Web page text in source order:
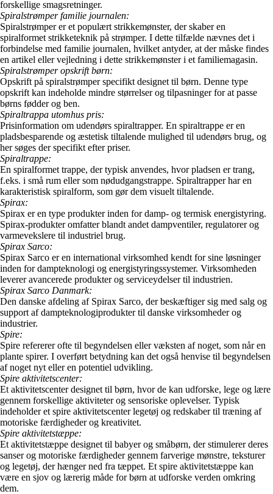
forskellige smagsretninger.
Spiralstrømper familie journalen:
Spiralstrømper er et populært strikkemønster, der skaber en
spiralformet strikketeknik på strømper. I dette tilfælde nævnes det i
forbindelse med familie journalen, hvilket antyder, at der måske findes
en artikel eller vejledning i dette strikkemønster i et familiemagasin.
Spiralstrømper opskrift børn:
Opskrift på spiralstrømper specifikt designet til børn. Denne type
opskrift kan indeholde mindre størrelser og tilpasninger for at passe
børns fødder og ben.
Spiraltrappa utomhus pris:
Prisinformation om udendørs spiraltrapper. En spiraltrappe er en
pladsbesparende og æstetisk tiltalende mulighed til udendørs brug, og
her søges der specifikt efter priser.
Spiraltrappe:
En spiralformet trappe, der typisk anvendes, hvor pladsen er trang,
f.eks. i små rum eller som nødudgangstrappe. Spiraltrapper har en
karakteristisk spiralform, som gør dem visuelt tiltalende.
Spirax:
Spirax er en type produkter inden for damp- og termisk energistyring.
Spirax-produkter omfatter blandt andet dampventiler, regulatorer og
varmevekslere til industriel brug.
Spirax Sarco:
Spirax Sarco er en international virksomhed kendt for sine løsninger
inden for dampteknologi og energistyringssystemer. Virksomheden
leverer avancerede produkter og serviceydelser til industrien.
Spirax Sarco Danmark:
Den danske afdeling af Spirax Sarco, der beskæftiger sig med salg og
support af dampteknologiprodukter til danske virksomheder og
industrier.
Spire:
Spire refererer ofte til begyndelsen eller væksten af noget, som når en
plante spirer. I overført betydning kan det også henvise til begyndelsen
af noget nyt eller en potentiel udvikling.
Spire aktivitetscenter:
Et aktivitetscenter designet til børn, hvor de kan udforske, lege og lære
gennem forskellige aktiviteter og sensoriske oplevelser. Typisk
indeholder et spire aktivitetscenter legetøj og redskaber til træning af
motoriske færdigheder og kreativitet.
Spire aktivitetstæppe:
Et aktivitetstæppe designet til babyer og småbørn, der stimulerer deres
sanser og motoriske færdigheder gennem farverige mønstre, teksturer
og legetøj, der hænger ned fra tæppet. Et spire aktivitetstæppe kan
være en sjov og lærerig måde for børn at udforske verden omkring
dem.